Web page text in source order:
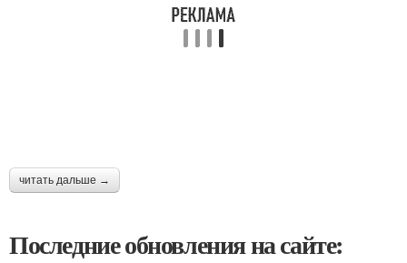
читать дальше →
Последние обновления на сайте: